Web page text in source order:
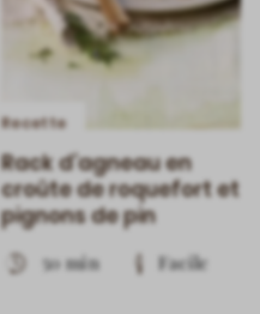
Recette
Rack d’agneau en
croûte de roquefort et
pignons de pin
50 min Facile